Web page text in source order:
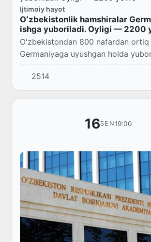
Ijtimoiy hayot
Oʻzbekistonlik hamshiralar
ishga yuboriladi. Oyligi — 2200
Oʻzbekistondan 800 nafardan ortiq
Germaniyaga uyushgan holda
haqda kambagʻallikni qisqartirish
vaziri Behzod Musayev maʼlum qildi.
2514
16SEN19:00